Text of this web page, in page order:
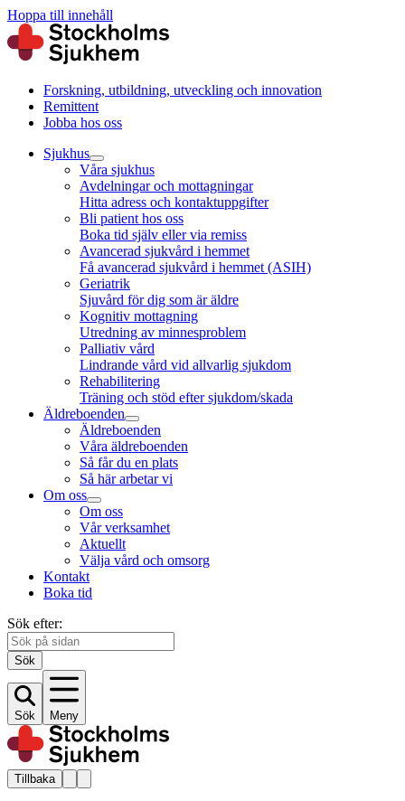
Hoppa till innehåll
Forskning, utbildning, utveckling och innovation
Remittent
Jobba hos oss
Sjukhus
Våra sjukhus
Avdelningar och mottagningar
Hitta adress och kontaktuppgifter
Bli patient hos oss
Boka tid själv eller via remiss
Avancerad sjukvård i hemmet
Få avancerad sjukvård i hemmet (ASIH)
Geriatrik
Sjuvård för dig som är äldre
Kognitiv mottagning
Utredning av minnesproblem
Palliativ vård
Lindrande vård vid allvarlig sjukdom
Rehabilitering
Träning och stöd efter sjukdom/skada
Äldreboenden
Äldreboenden
Våra äldreboenden
Så får du en plats
Så här arbetar vi
Om oss
Om oss
Vår verksamhet
Aktuellt
Välja vård och omsorg
Kontakt
Boka tid
Sök efter:
Sök
Sök Meny
Tillbaka